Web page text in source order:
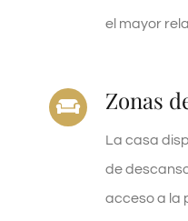
el mayor
Zonas
La casa
de
acceso a la